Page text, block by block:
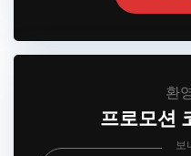
환
프로모션
보